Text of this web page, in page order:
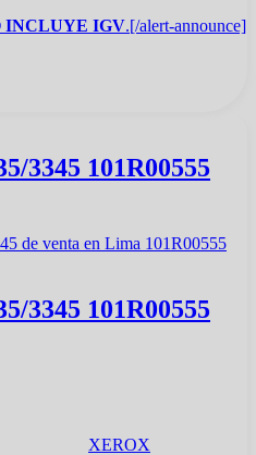
INCLUYE IGV.[/alert-announce]
3345 101R00555
3345 101R00555
XEROX